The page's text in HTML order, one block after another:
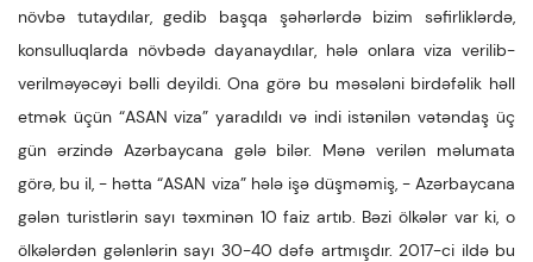
növbə tutaydılar, gedib başqa şəhərlərdə bizim səfirliklərdə,
konsulluqlarda növbədə dayanaydılar, hələ onlara viza verilib-
verilməyəcəyi bəlli deyildi. Ona görə bu məsələni birdəfəlik həll
etmək üçün “ASAN viza” yaradıldı və indi istənilən vətəndaş üç
gün ərzində Azərbaycana gələ bilər. Mənə verilən məlumata
görə, bu il, - hətta “ASAN viza” hələ işə düşməmiş, - Azərbaycana
gələn turistlərin sayı təxminən 10 faiz artıb. Bəzi ölkələr var ki, o
ölkələrdən gələnlərin sayı 30-40 dəfə artmışdır. 2017-ci ildə bu